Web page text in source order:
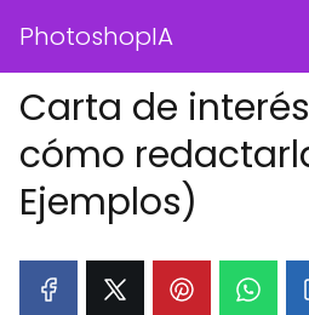
PhotoshopIA
Carta de
cómo
Ejemplos)